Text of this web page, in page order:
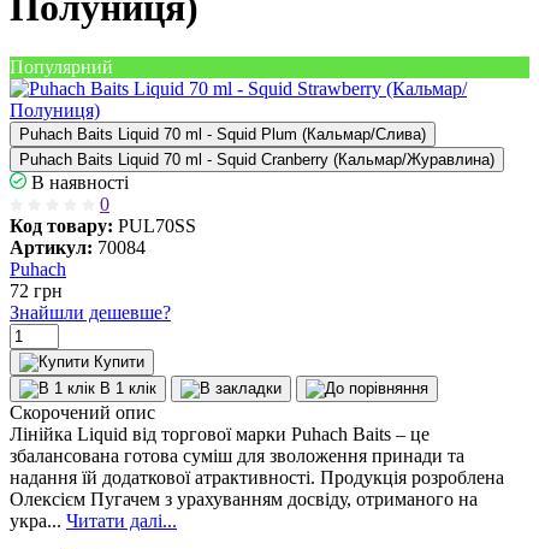
Популярний
Puhach Baits Liquid 70 ml - Squid Plum (Кальмар/Слива)
Puhach Baits Liquid 70 ml - Squid Сranberry (Кальмар/Журавлина)
В наявності
0
Код товару: PUL70SS
Артикул: 70084
Puhach
72 грн
Знайшли дешевше?
Купити
В 1 клік
Скорочений опис
Лінійка Liquid від торгової марки Puhach Baits – це
збалансована готова суміш для зволоження принади та
надання їй додаткової атрактивності. Продукція розроблена
Олексієм Пугачем з урахуванням досвіду, отриманого на
укра... Читати далі...